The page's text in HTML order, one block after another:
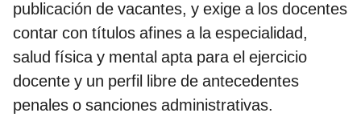
publicación de vacantes, y exige a los docentes
contar con títulos afines a la especialidad,
salud física y mental apta para el ejercicio
docente y un perfil libre de antecedentes
penales o sanciones administrativas.